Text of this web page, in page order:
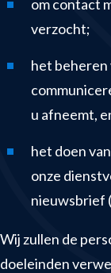
om contact
verzocht;
het
u afneemt,
het doen
onze
nieuwsbrief
Wij zullen de
doeleinden